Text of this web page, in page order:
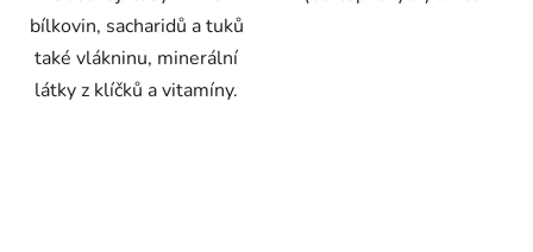
bílkovin, sacharidů a tuků
také vlákninu, minerální
látky z klíčků a vitamíny.